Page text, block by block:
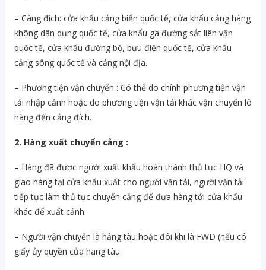
– Càng đích: cửa khẩu cảng biển quốc tế, cửa khẩu cảng hàng
không dân dụng quốc tế, cửa khẩu ga đường sắt liên vận
quốc tế, cửa khẩu đường bộ, bưu điện quốc tế, cửa khẩu
cảng sông quốc tế và cảng nội địa.
– Phương tiện vận chuyển : Có thể do chính phương tiện vận
tải nhập cảnh hoặc do phương tiện vận tải khác vận chuyển lô
hàng đến cảng đích.
2. Hàng xuất chuyển cảng :
– Hàng đã được người xuất khẩu hoàn thành thủ tục HQ và
giao hàng tại cửa khẩu xuất cho người vận tải, người vận tải
tiếp tục làm thủ tục chuyển cảng để đưa hàng tới cửa khẩu
khác để xuất cảnh.
– Người vận chuyển là hảng tàu hoặc đôi khi là FWD (nếu có
giấy ủy quyền của hãng tàu